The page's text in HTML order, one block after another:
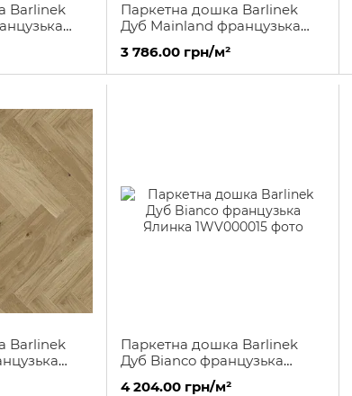
Barlinek
Паркетна дошка Barlinek
Дуб Mainland французька
3 786.00 грн/м²
Barlinek
Паркетна дошка Barlinek
Дуб Bianco французька
4 204.00 грн/м²